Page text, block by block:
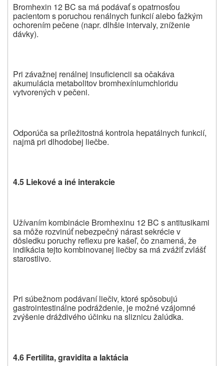
Bromhexin 12 BC sa má podávať s opatrnosťou
pacientom s poruchou renálnych funkcií alebo ťažkým
ochorením pečene (napr. dlhšie intervaly, zníženie
dávky).
Pri závažnej renálnej insuficiencii sa očakáva
akumulácia metabolitov bromhexíniumchloridu
vytvorených v pečeni.
Odporúča sa príležitostná kontrola hepatálnych funkcií,
najmä pri dlhodobej liečbe.
4.5 Liekové a iné interakcie
Užívaním kombinácie Bromhexinu 12 BC s antitusikami
sa môže rozvinúť nebezpečný nárast sekrécie v
dôsledku poruchy reflexu pre kašeľ, čo znamená, že
indikácia tejto kombinovanej liečby sa má zvážiť zvlášť
starostlivo.
Pri súbežnom podávaní liečiv, ktoré spôsobujú
gastrointestinálne podráždenie, je možné vzájomné
zvýšenie dráždivého účinku na sliznicu žalúdka.
4.6 Fertilita, gravidita a laktácia